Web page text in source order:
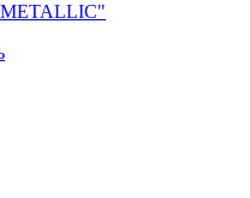
METALLIC"